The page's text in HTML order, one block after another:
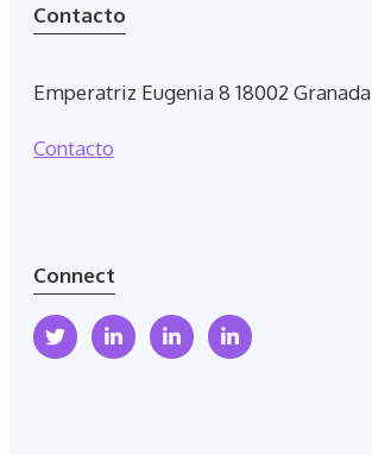
Contacto
Emperatriz Eugenia 8 18002 Granada
Contacto
Connect